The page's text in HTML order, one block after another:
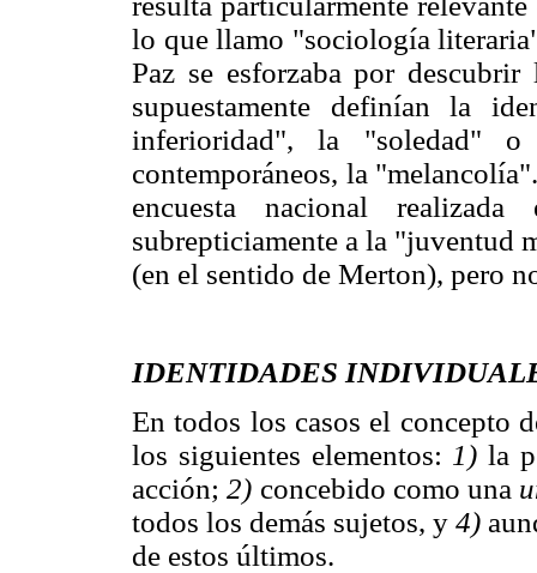
lo que llamo "sociología
Paz se esforzaba por
supuestamente definían la
inferioridad", la "soledad" o
contemporáneos, la
encuesta nacional
subrepticiamente a la "juventud
(en el sentido de Merton), pero
IDENTIDADES
En todos los casos el concepto
los siguientes elementos: 1) la
acción;2) concebido como una
todos los demás sujetos, y 4)
de estos últimos.